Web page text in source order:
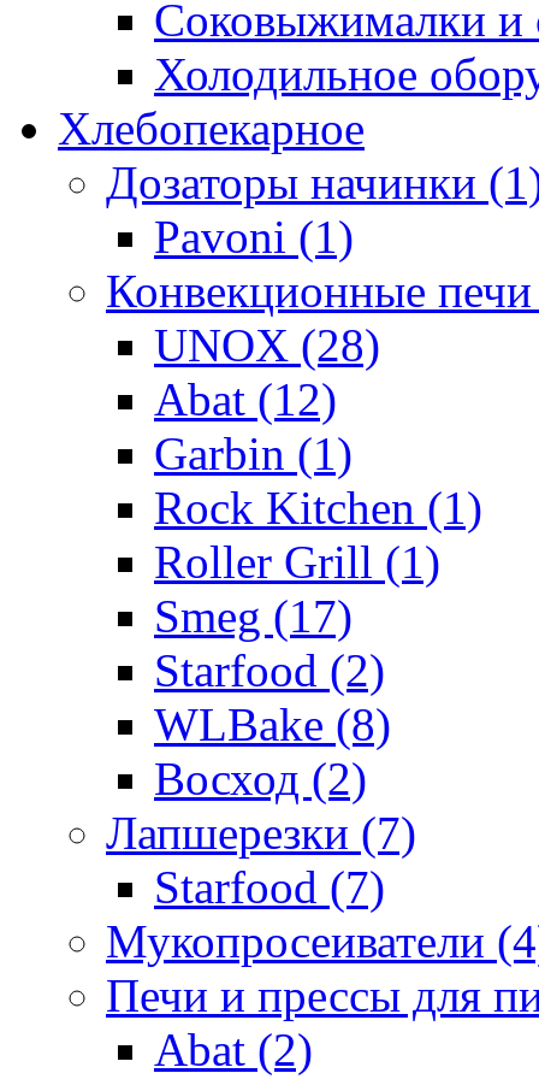
Соковыжималки и
Холодильное
Хлебопекарное
Дозаторы начинки
Pavoni (1)
Конвекционные
UNOX (28)
Abat (12)
Garbin (1)
Rock Kitchen (1)
Roller Grill (1)
Smeg (17)
Starfood (2)
WLBake (8)
Восход (2)
Лапшерезки (7)
Starfood (7)
Мукопросеиватели
Печи и прессы для
Abat (2)